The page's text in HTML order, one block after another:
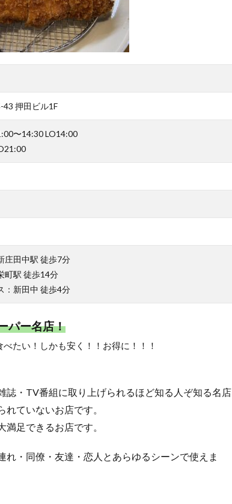
押田ビル1F
〜14:30 LO14:00
庄田中駅 徒歩7分
町駅 徒歩14分
：新田中 徒歩4分
パー名店！
たい！しかも安く！！お得に！！！
誌・TV番組に取り上げられるほど知る人ぞ知る名店
ていないお店です。
足できるお店です。
・同僚・友達・恋人とあらゆるシーンで使えま